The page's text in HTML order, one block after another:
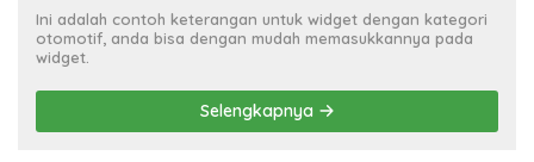
Ini adalah contoh keterangan untuk widget dengan kategori
otomotif, anda bisa dengan mudah memasukkannya pada
widget.
Selengkapnya